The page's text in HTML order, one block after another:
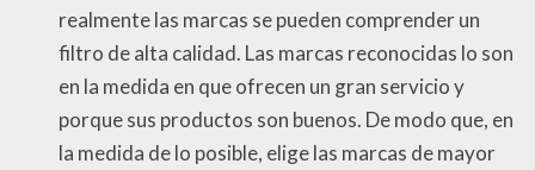
realmente las marcas se pueden comprender un
filtro de alta calidad. Las marcas reconocidas lo son
en la medida en que ofrecen un gran servicio y
porque sus productos son buenos. De modo que, en
la medida de lo posible, elige las marcas de mayor